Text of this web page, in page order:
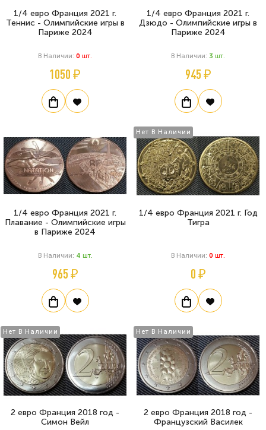
1/4 евро Франция 2021 г.
Теннис - Олимпийские игры в
Париже 2024
В Наличии: 0 Шт.
1050 ₽
1/4 евро Франция 2021 г.
Дзюдо - Олимпийские игры в
Париже 2024
В Наличии: 3 Шт.
945 ₽
1/4 евро Франция 2021 г.
Плавание - Олимпийские игры
в Париже 2024
В Наличии: 4 Шт.
965 ₽
Нет В Наличии
1/4 евро Франция 2021 г. Год
Тигра
В Наличии: 0 Шт.
0 ₽
Нет В Наличии
2 евро Франция 2018 год -
Симон Вейл
Нет В Наличии
2 евро Франция 2018 год -
Французский Василек